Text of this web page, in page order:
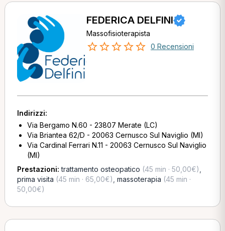
FEDERICA DELFINI
Massofisioterapista
0 Recensioni
Indirizzi:
Via Bergamo N.60 - 23807 Merate (LC)
Via Briantea 62/D - 20063 Cernusco Sul Naviglio (MI)
Via Cardinal Ferrari N.11 - 20063 Cernusco Sul Naviglio
(MI)
Prestazioni:trattamento osteopatico (45 min · 50,00€)
prima visita (45 min · 65,00€) massoterapia (45 min ·
50,00€)